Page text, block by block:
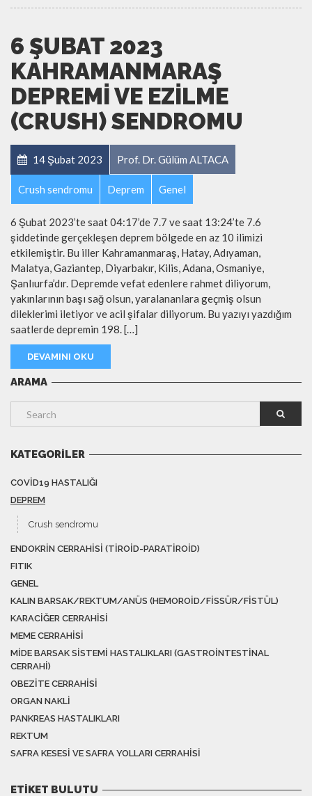
6 ŞUBAT 2023
KAHRAMANMARAŞ
DEPREMI VE EZILME
(CRUSH) SENDROMU
14 Şubat 2023 Prof. Dr. Gülüm ALTACA
Crush sendromu Deprem Genel
6 Şubat 2023’te saat 04:17’de 7.7 ve saat 13:24’te 7.6
şiddetinde gerçekleşen deprem bölgede en az 10 ilimizi
etkilemiştir. Bu iller Kahramanmaraş, Hatay, Adıyaman,
Malatya, Gaziantep, Diyarbakır, Kilis, Adana, Osmaniye,
Şanlıurfa’dır. Depremde vefat edenlere rahmet diliyorum,
yakınlarının başı sağ olsun, yaralananlara geçmiş olsun
dileklerimi iletiyor ve acil şifalar diliyorum. Bu yazıyı yazdığım
saatlerde depremin 198. […]
DEVAMINI OKU
ARAMA
KATEGORILER
COVID19 HASTALIĞI
DEPREM
Crush sendromu
ENDOKRIN CERRAHISI (TIROID-PARATIROID)
FITIK
GENEL
KALIN BARSAK/REKTUM/ANÜS (HEMOROID/FISSÜR/FISTÜL)
KARACIĞER CERRAHISI
MEME CERRAHISI
MIDE BARSAK SISTEMI HASTALIKLARI (GASTROINTESTINAL
CERRAHI)
OBEZITE CERRAHISI
ORGAN NAKLI
PANKREAS HASTALIKLARI
REKTUM
SAFRA KESESI VE SAFRA YOLLARI CERRAHISI
ETIKET BULUTU